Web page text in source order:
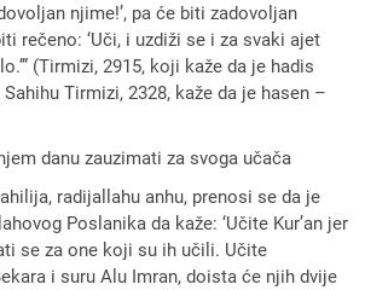
njime!’, pa će biti zadovoljan
rečeno: ‘Uči, i uzdiži se i za svaki ajet
(Tirmizi, 2915, koji kaže da je hadis
Tirmizi, 2328, kaže da je hasen –
danu zauzimati za svoga učača
radijallahu anhu, prenosi se da je
Poslanika da kaže: ‘Učite Kur’an jer
se za one koji su ih učili. Učite
i suru Alu Imran, doista će njih dvije